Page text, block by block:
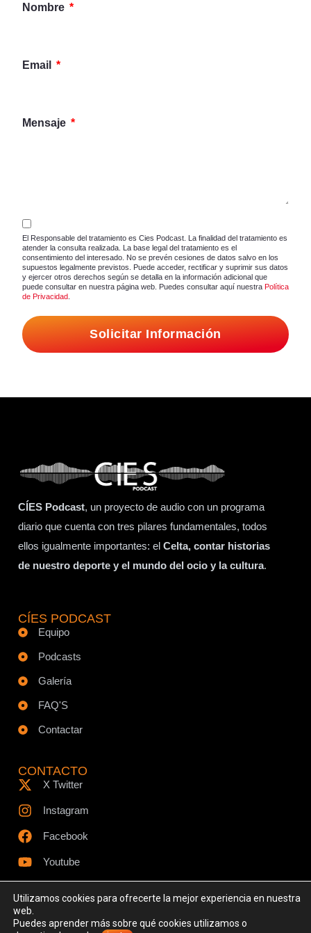
Nombre
Email
Mensaje
El Responsable del tratamiento es Cies Podcast. La finalidad del tratamiento es
atender la consulta realizada. La base legal del tratamiento es el
consentimiento del interesado. No se prevén cesiones de datos salvo en los
supuestos legalmente previstos. Puede acceder, rectificar y suprimir sus datos
y ejercer otros derechos según se detalla en la información adicional que
puede consultar en nuestra página web. Puedes consultar aquí nuestra Política
de Privacidad
Solicitar Información
CÍES Podcast, un proyecto de audio con un programa
diario que cuenta con tres pilares fundamentales, todos
ellos igualmente importantes: el Celta, contar historias
de nuestro deporte y el mundo del ocio y la cultura.
CÍES PODCAST
Equipo
Podcasts
Galería
FAQ'S
Contactar
CONTACTO
X Twitter
Instagram
Facebook
Youtube
Utilizamos cookies para ofrecerte la mejor experiencia en nuestra
web.
Puedes aprender más sobre qué cookies utilizamos o